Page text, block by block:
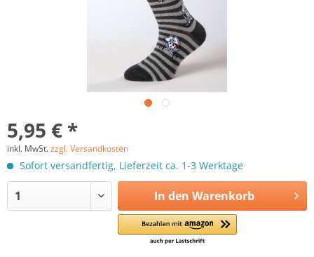
5,95 € *
inkl. MwSt.zzgl. Versandkosten
Sofort versandfertig, Lieferzeit ca. 1-3 Werktage
In den Warenkorb